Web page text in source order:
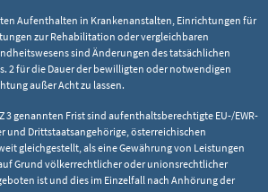
Aufenthalten in Krankenanstalten, Einrichtungen für
zur Rehabilitation oder vergleichbaren
sind Änderungen des tatsächlichen
2 für die Dauer der bewilligten oder notwendigen
außer Acht zu lassen.
3 genannten Frist sind aufenthaltsberechtigte EU-/EWR-
und Drittstaatsangehörige, österreichischen
gleichgestellt, als eine Gewährung von Leistungen
Grund völkerrechtlicher oder unionsrechtlicher
ist und dies im Einzelfall nach Anhörung der